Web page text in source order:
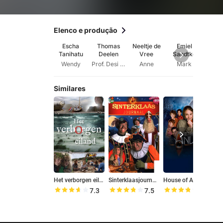
Elenco e produção
Escha
Tanihatu
Wendy
Thomas
Deelen
Prof. Desi Bell
Neeltje de
Vree
Anne
Emiel
Sandtke
Mark
Similares
Het verborgen eiland
7.3
Sinterklaasjournaal
7.5
House of Anubis